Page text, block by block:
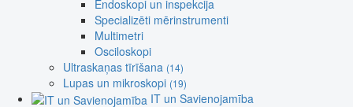
Endoskopi un inspekcija
Specializēti mērinstrumenti
Multimetri
Osciloskopi
Ultraskaņas tīrīšana (14)
Lupas un mikroskopi (19)
IT un Savienojamība